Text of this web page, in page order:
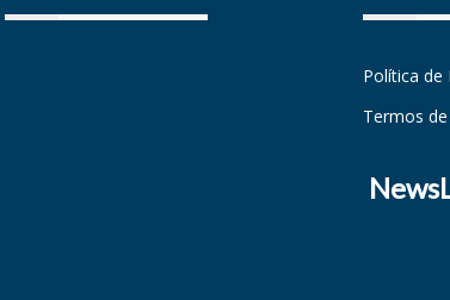
Política de
Termos